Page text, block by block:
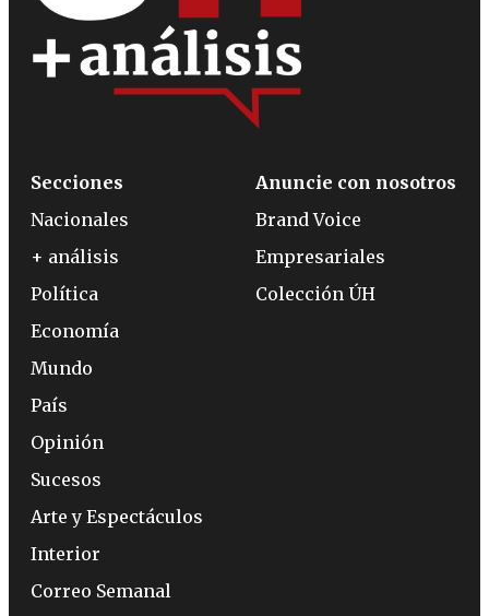
Secciones
Nacionales
+ análisis
Política
Economía
Mundo
País
Opinión
Sucesos
Arte y Espectáculos
Interior
Correo Semanal
Anuncie con nosotros
Brand Voice
Empresariales
Colección ÚH